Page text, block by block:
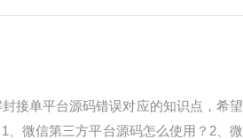
接单平台源码错误对应的知识点，希望
、微信第三方平台源码怎么使用？2、微